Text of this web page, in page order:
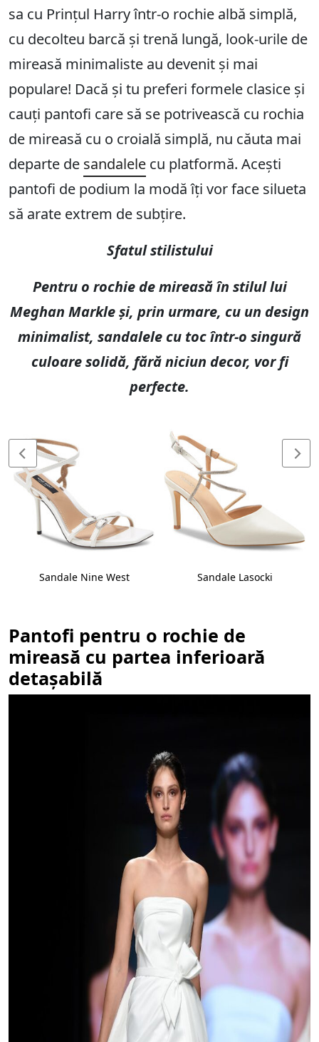
sa cu Prințul Harry într-o rochie albă simplă,
cu decolteu barcă și trenă lungă, look-urile de
mireasă minimaliste au devenit și mai
populare! Dacă și tu preferi formele clasice și
cauți pantofi care să se potrivească cu rochia
de mireasă cu o croială simplă, nu căuta mai
departe de sandalele cu platformă. Acești
pantofi de podium la modă îți vor face silueta
să arate extrem de subțire.
Sfatul stilistului
Pentru o rochie de mireasă în stilul lui
Meghan Markle și, prin urmare, cu un design
minimalist, sandalele cu toc într-o singură
culoare solidă, fără niciun decor, vor fi
perfecte.
Sandale Nine West Sandale Lasocki
Pantofi pentru o rochie de
mireasă cu partea inferioară
detașabilă